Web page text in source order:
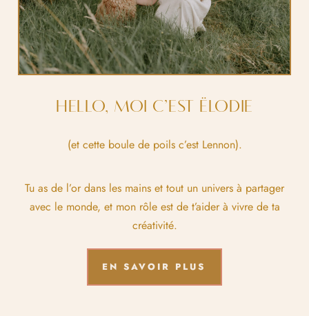
HELLO, MOI C’EST ËLODIE
(et cette boule de poils c’est Lennon).
Tu as de l’or dans les mains et tout un univers à partager
avec le monde, et mon rôle est de t’aider à vivre de ta
créativité.
EN SAVOIR PLUS